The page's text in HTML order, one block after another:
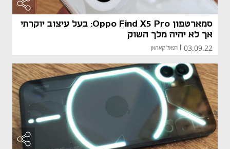
סמארטפון Oppo Find X5 Pro: בעל עיצוב יוקרתי
אך לא יהיה מלך השוק
03.09.22 רפאל קאהאן